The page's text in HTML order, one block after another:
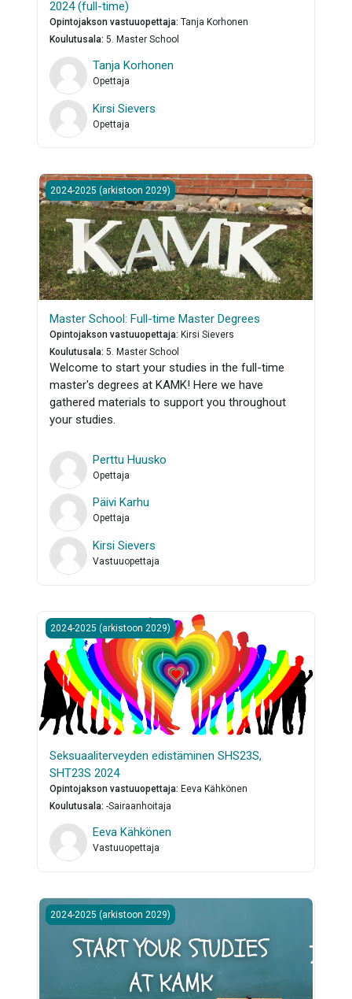
2024 (full-time)
Opintojakson vastuuopettaja:Tanja Korhonen
Koulutusala:5. Master School
Tanja Korhonen
Opettaja
Kirsi Sievers
Opettaja
Master School: Full-time Master Degrees
2024-2025 (arkistoon 2029)
Master School: Full-time Master Degrees
Opintojakson vastuuopettaja: Kirsi Sievers
Koulutusala:5. Master School
Welcome to start your studies in the full-time
master's degrees at KAMK! Here we have
gathered materials to support you throughout
your studies.
Perttu Huusko
Opettaja
Päivi Karhu
Opettaja
Kirsi Sievers
Vastuuopettaja
Seksuaaliterveyden edistäminen SHS23S, SHT23S 2024
2024-2025 (arkistoon 2029)
Seksuaaliterveyden edistäminen SHS23S,
SHT23S 2024
Opintojakson vastuuopettaja: Eeva Kähkönen
Koulutusala:-Sairaanhoitaja
Eeva Kähkönen
Vastuuopettaja
Start your studies at KAMK
2024-2025 (arkistoon 2029)